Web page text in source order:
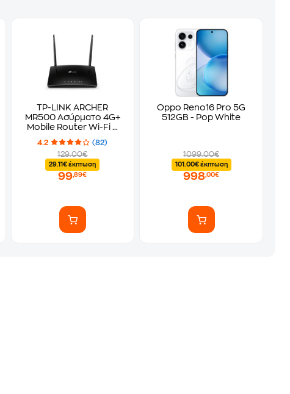
TP-LINK ARCHER
MR500 Ασύρματο 4G+
Mobile Router Wi-Fi 5
με 4 Θύρες Ethernet -
Μαύρο
4.2
(82)
129.00€
29.11€ έκπτωση
99,89€
Oppo Reno16 Pro 5G
512GB - Pop White
1099.00€
101.00€ έκπτωση
998,00€